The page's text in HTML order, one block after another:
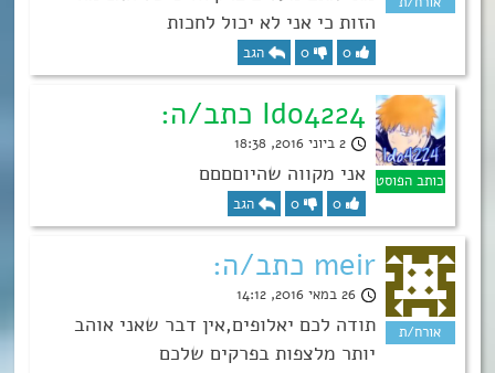
הזות כי אני לא יכול לחכות
0
0 הגב
Ido4224 כתב/ה:
2 ביוני 2016, 18:38
אני מקווה שהיוםםםם
0
0 הגב
meir כתב/ה:
26 במאי 2016, 14:12
תודה לכם יאלופים,אין דבר שאני אוהב
יותר מלצפות בפרקים שלכם